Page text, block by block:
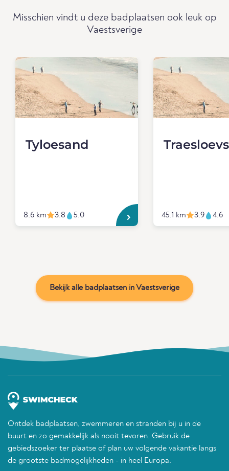
Misschien vindt u deze badplaatsen ook leuk op
Vaestsverige
Tyloesand
8.6 km 3.8 5.0 45.1 km 3.9 4.6
Bekijk alle badplaatsen in Vaestsverige
Ontdek badplaatsen, zwemmeren en stranden bij u in de
buurt en zo gemakkelijk als nooit tevoren. Gebruik de
gebiedszoeker ter plaatse of plan uw volgende vakantie langs
de grootste badmogelijkheden - in heel Europa.